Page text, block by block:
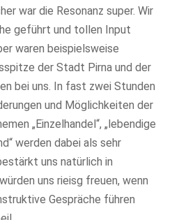
war die Resonanz super. Wir
geführt und tollen Input
waren beispielsweise
der Stadt Pirna und der
bei uns. In fast zwei Stunden
und Möglichkeiten der
„Einzelhandel“, „lebendige
werden dabei als sehr
uns natürlich in
uns rieisg freuen, wenn
Gespräche führen